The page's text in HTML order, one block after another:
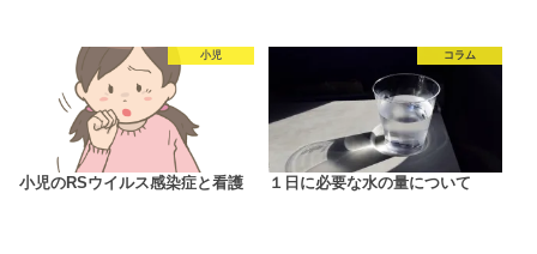
小児
小児のRSウイルス感染症と看護
コラム
１日に必要な水の量について